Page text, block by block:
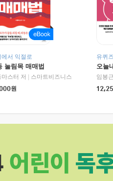
(RHK)
에서 익절로
눌림목 매매법
마스터 저
스마트비즈니스
원
유퀴
오늘
임봉